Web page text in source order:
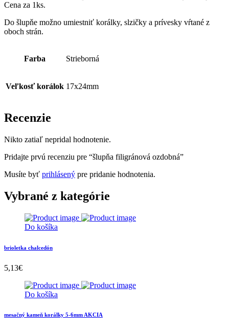
Cena za 1ks.
Do šlupňe možno umiestniť korálky, slzičky a prívesky vŕtané z
oboch strán.
Farba Strieborná
Veľkosť korálok 17x24mm
Recenzie
Nikto zatiaľ nepridal hodnotenie.
Pridajte prvú recenziu pre “šlupňa filigránová ozdobná”
Musíte byť prihlásený pre pridanie hodnotenia.
Vybrané z kategórie
Do košíka
brioletka chalcedón
5,13€
Do košíka
mesačný kameň korálky 5-6mm AKCIA